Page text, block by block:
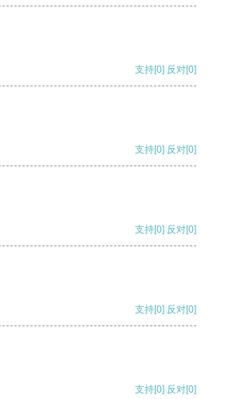
支持[0] 反对[0]
支持[0] 反对[0]
支持[0] 反对[0]
支持[0] 反对[0]
支持[0] 反对[0]